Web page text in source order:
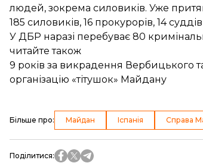
людей, зокрема силовиків. Уже
185 силовиків, 16 прокурорів, 14
У ДБР наразі перебуває 80
читайте також
9 років за викрадення Вербицького
організацію «тітушок» Майдану
Більше про: Майдан Іспанія Справа
Поділитися: